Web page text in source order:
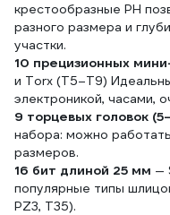
крестообразные PH
разного размера и
участки.
10 прецизионных
и Torx (T5–T9)
электроникой, часами,
9 торцевых головок
набора: можно
размеров.
16 бит длиной 25 мм —
популярные типы
PZ3, T35).